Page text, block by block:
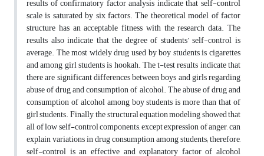
results of confirmatory factor analysis indicate that self-control
scale is saturated by six factors. The theoretical model of factor
structure has an acceptable fitness with the research data. The
results also indicate that the degree of students’ self-control is
average. The most widely drug used by boy students is cigarettes
and among girl students is hookah. The t-test results indicate that
there are significant differences between boys and girls regarding
abuse of drug and consumption of alcohol. The abuse of drug and
consumption of alcohol among boy students is more than that of
girl students. Finally, the structural equation modeling showed that
all of low self-control components, except expression of anger, can
explain variations in drug consumption among students; therefore,
self-control is an effective and explanatory factor of alcohol